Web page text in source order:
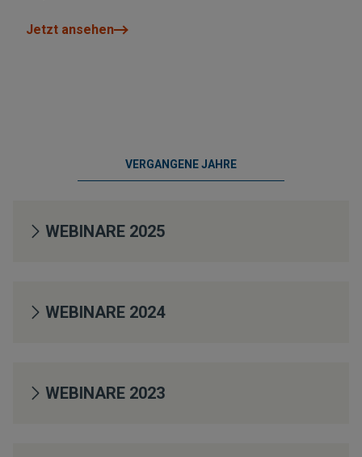
Jetzt ansehen
VERGANGENE JAHRE
WEBINARE 2025
WEBINARE 2024
WEBINARE 2023